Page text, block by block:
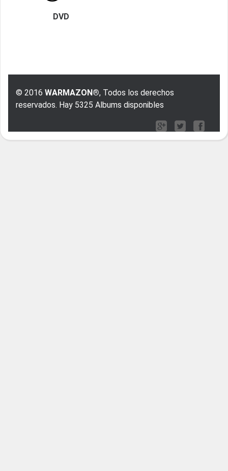
DVD
© 2016 WARMAZON®, Todos los derechos
reservados. Hay 5325 Albums disponibles